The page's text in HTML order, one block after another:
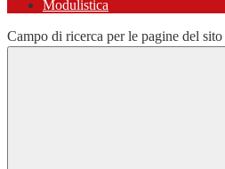
Modulistica
Campo di ricerca per le pagine del sito